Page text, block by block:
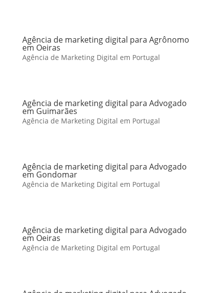
Agência de marketing digital para Agrônomo
em Oeiras
Agência de Marketing Digital em Portugal
Agência de marketing digital para Advogado
em Guimarães
Agência de Marketing Digital em Portugal
Agência de marketing digital para Advogado
em Gondomar
Agência de Marketing Digital em Portugal
Agência de marketing digital para Advogado
em Oeiras
Agência de Marketing Digital em Portugal